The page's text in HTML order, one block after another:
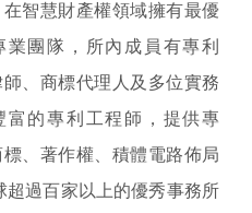
在智慧財產權領域擁有最優
業團隊，所內成員有專利
師、商標代理人及多位實務
富的專利工程師，提供專
、著作權、積體電路佈局
超過百家以上的優秀事務所